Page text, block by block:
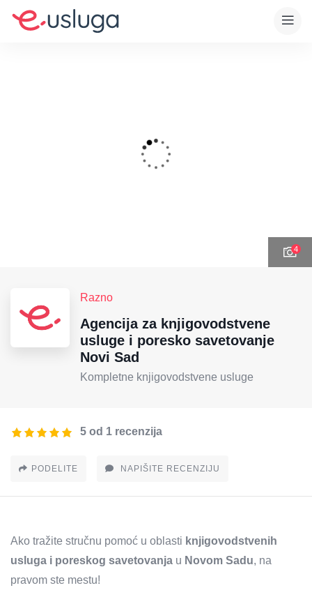
4
Razno
Agencija za knjigovodstvene
usluge i poresko savetovanje
Novi Sad
Kompletne knjigovodstvene usluge
5 od 1 recenzija
PODELITE NAPIŠITE RECENZIJU
Ako tražite stručnu pomoć u oblasti knjigovodstvenih
usluga i poreskog savetovanja u Novom Sadu, na
pravom ste mestu!